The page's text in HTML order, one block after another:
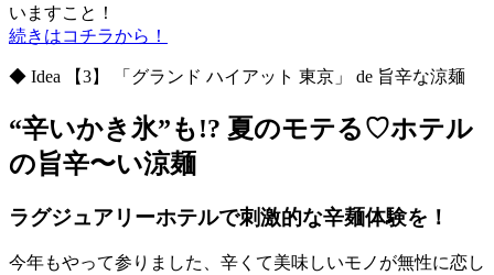
いますこと！
続きはコチラから！
◆ Idea 【3】 「グランド ハイアット 東京」 de 旨辛な涼麺
“辛いかき氷”も!? 夏のモテる♡ホテル
の旨辛〜い涼麺
ラグジュアリーホテルで刺激的な辛麺体験を！
今年もやって参りました、辛くて美味しいモノが無性に恋し